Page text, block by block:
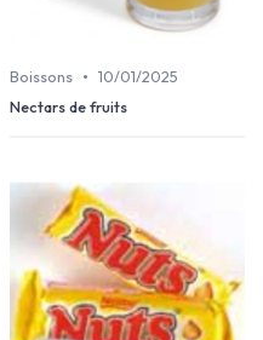
Boissons • 10/01/2025
Nectars de fruits